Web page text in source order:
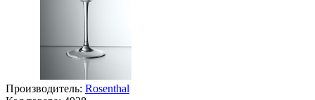
Производитель: Rosenthal